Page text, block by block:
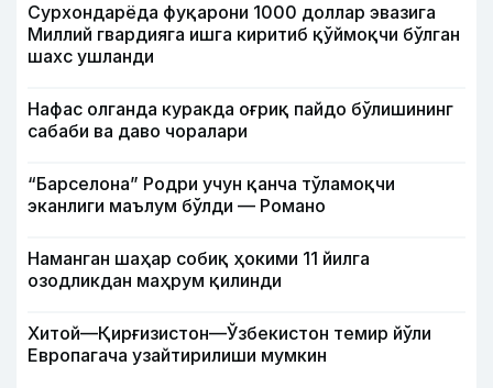
Сурхондарёда фуқарони 1000 доллар эвазига
Миллий гвардияга ишга киритиб қўймоқчи бўлган
шахс ушланди
Нафас олганда куракда оғриқ пайдо бўлишининг
сабаби ва даво чоралари
“Барселона” Родри учун қанча тўламоқчи
эканлиги маълум бўлди — Романо
Наманган шаҳар собиқ ҳокими 11 йилга
озодликдан маҳрум қилинди
Хитой—Қирғизистон—Ўзбекистон темир йўли
Европагача узайтирилиши мумкин